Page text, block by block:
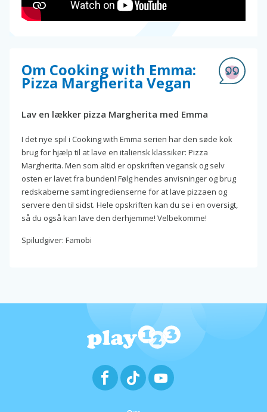
Om Cooking with Emma:
Pizza Margherita Vegan
Lav en lækker pizza Margherita med Emma
I det nye spil i Cooking with Emma serien har den søde kok
brug for hjælp til at lave en italiensk klassiker: Pizza
Margherita. Men som altid er opskriften vegansk og selv
osten er lavet fra bunden! Følg hendes anvisninger og brug
redskaberne samt ingredienserne for at lave pizzaen og
servere den til sidst. Hele opskriften kan du se i en oversigt,
så du også kan lave den derhjemme! Velbekomme!
Spiludgiver: Famobi